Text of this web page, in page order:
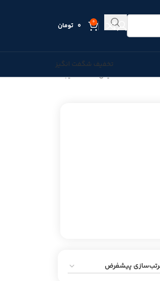
0
0 تومان
تخفیف شگفت انگیز
نمایش همه 2 نتیجه